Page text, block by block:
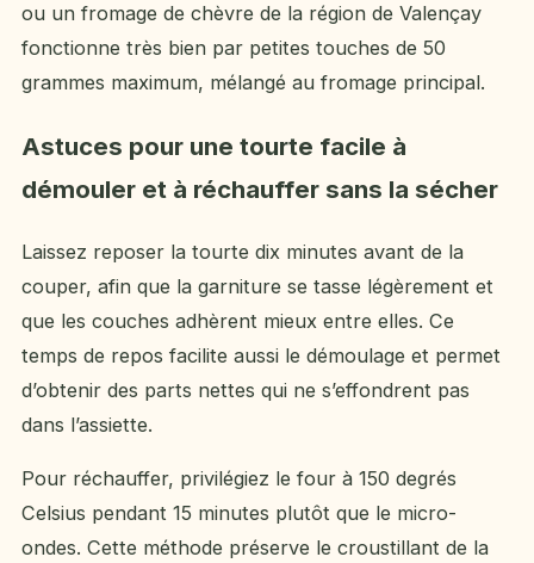
ou un fromage de chèvre de la région de Valençay
fonctionne très bien par petites touches de 50
grammes maximum, mélangé au fromage principal.
Astuces pour une tourte facile à
démouler et à réchauffer sans la sécher
Laissez reposer la tourte dix minutes avant de la
couper, afin que la garniture se tasse légèrement et
que les couches adhèrent mieux entre elles. Ce
temps de repos facilite aussi le démoulage et permet
d’obtenir des parts nettes qui ne s’effondrent pas
dans l’assiette.
Pour réchauffer, privilégiez le four à 150 degrés
Celsius pendant 15 minutes plutôt que le micro-
ondes. Cette méthode préserve le croustillant de la